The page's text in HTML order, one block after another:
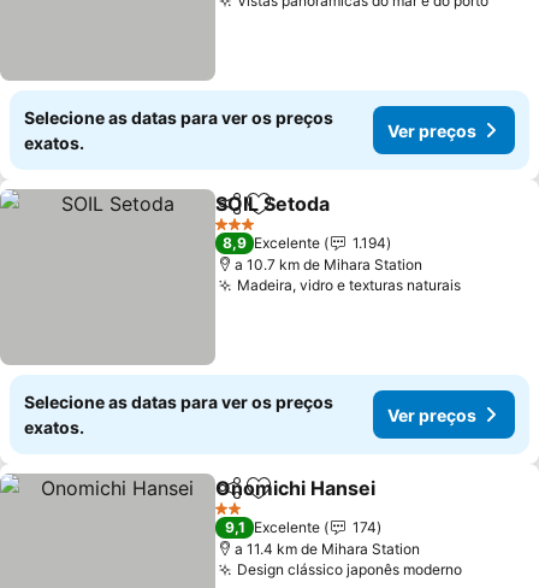
Ver
Selecione as datas para ver os preços
exatos.
Ver preços
PartilharAdicionar aos favoritos
SOIL Setoda
3 Estrelas
8,9 Excelente
1.194
a 10.7 km de Mihara Station
Madeira, vidro e texturas naturaisVer
Selecione as datas para ver os preços
exatos.
Ver preços
PartilharAdicionar aos favoritos
Onomichi Hansei
2 Estrelas
9,1 Excelente
174
a 11.4 km de Mihara Station
Design clássico japonês modernoVer